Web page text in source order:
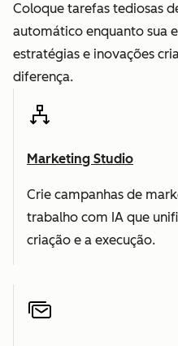
Coloque tarefas tediosas
automático enquanto sua
estratégias e inovações
diferença.
Marketing Studio
Crie campanhas de
trabalho com IA que
criação e a execução.